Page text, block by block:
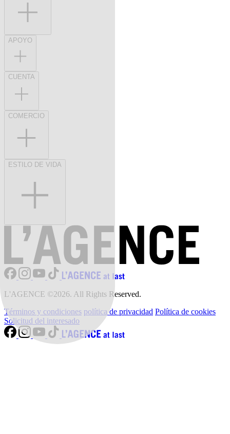
APOYO
CUENTA
COMERCIO
ESTILO DE VIDA
L'AGENCE ©2026. All Rights Reserved.
Términos y condiciones política de privacidad Política de cookies
Solicitud del interesado